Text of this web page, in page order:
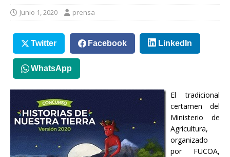
Junio 1, 2020 prensa
Twitter Facebook LinkedIn
WhatsApp
El tradicional
certamen del
Ministerio de
Agricultura,
organizado
por FUCOA,